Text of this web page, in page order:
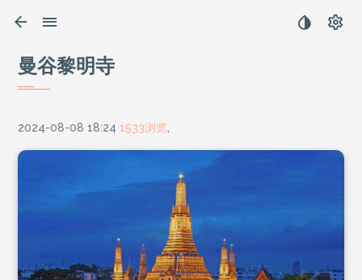
曼谷黎明寺
2024-08-08 18:24 1533浏览